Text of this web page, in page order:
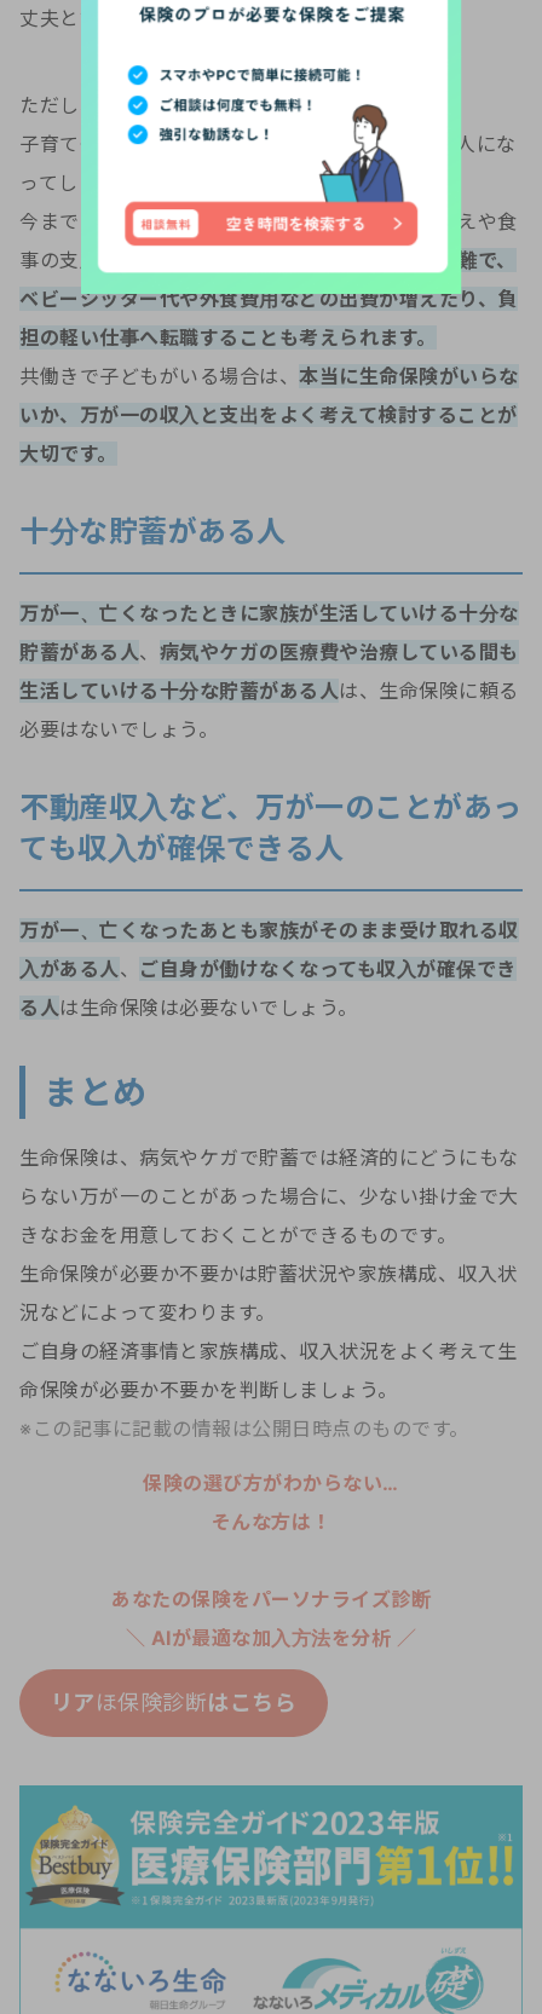
丈夫と言えるでしょう。
ただし、子どもがいる場合は注意が必要です。
子育ても親が２人で協力してやっていくのと親１人にな
ってしまった場合では負担が大きく変わります。
今まで２人で協力してやっていた保育園の送り迎えや食
事の支度などは、
１人で働きながらではとても困難で、
ベビーシッター代や外食費用などの出費が増えたり、負
担の軽い仕事へ転職することも考えられます。
共働きで子どもがいる場合は、 本当に生命保険がいらな
いか、万が一の収入と支出をよく考えて検討することが
大切です。
十分な貯蓄がある人
万が一、亡くなったときに家族が生活していける十分な
貯蓄がある人、 病気やケガの医療費や治療している間も
生活していける十分な貯蓄がある人は、生命保険に頼る
必要はないでしょう。
不動産収入など、万が一のことがあっ
ても収入が確保できる人
万が一、亡くなったあとも家族がそのまま受け取れる収
入がある人、 ご自身が働けなくなっても収入が確保でき
る人は生命保険は必要ないでしょう。
まとめ
生命保険は、病気やケガで貯蓄では経済的にどうにもな
らない万が一のことがあった場合に、少ない掛け金で大
きなお金を用意しておくことができるものです。
生命保険が必要か不要かは貯蓄状況や家族構成、収入状
況などによって変わります。
ご自身の経済事情と家族構成、収入状況をよく考えて生
命保険が必要か不要かを判断しましょう。
※この記事に記載の情報は公開日時点のものです。
保険の選び方がわからない…
そんな方は！
あなたの保険をパーソナライズ診断
＼ AIが最適な加入方法を分析 ／
リアほ保険診断はこちら